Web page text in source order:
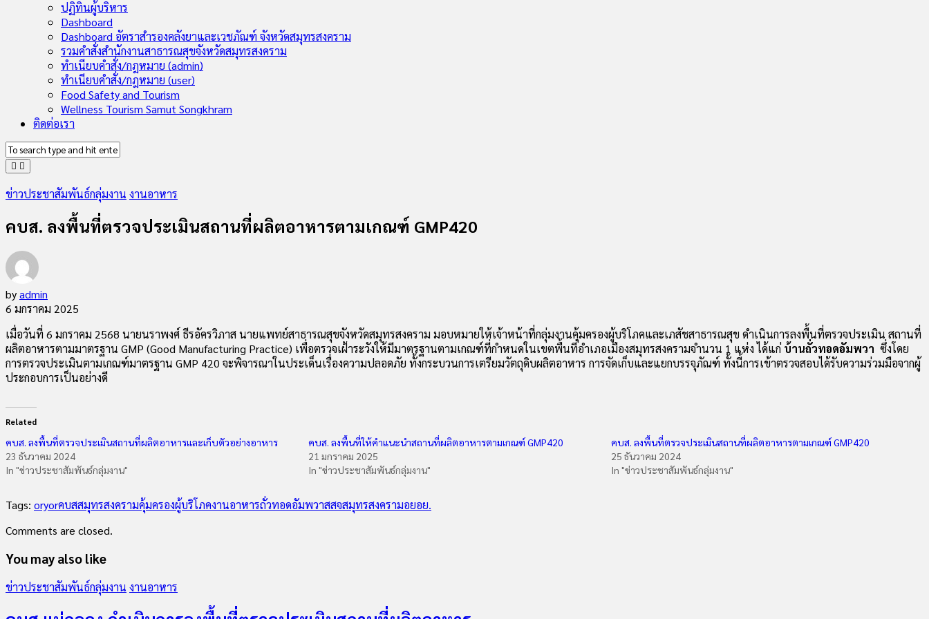
Child
Menu
ปฏิทินผู้บริหาร
Dashboard
Dashboard อัตราสำรองคลังยาและเวชภัณฑ์ จังหวัดสมุทรสงคราม
รวมคำสั่งสำนักงานสาธารณสุขจังหวัดสมุทรสงคราม
ทำเนียบคำสั่ง/กฎหมาย (admin)
ทำเนียบคำสั่ง/กฎหมาย (user)
Food Safety and Tourism
Wellness Tourism Samut Songkhram
ติดต่อเรา
ข่าวประชาสัมพันธ์กลุ่มงาน งานอาหาร
คบส. ลงพื้นที่ตรวจประเมินสถานที่ผลิตอาหารตามเกณฑ์ GMP420
byadmin
6 มกราคม 2025
เมื่อวันที่ 6 มกราคม 2568 นายนราพงศ์ ธีรอัครวิภาส นายแพทย์สาธารณสุขจังหวัดสมุทรสงคราม มอบหมายให้เจ้าหน้าที่กลุ่มงานคุ้มครองผู้บริโภคและเภสัชสาธารณสุข ดำเนินการลงพื้นที่ตรวจประเมิน สถานที่
ผลิตอาหารตามมาตรฐาน GMP (Good Manufacturing Practice) เพื่อตรวจเฝ้าระวังให้มีมาตรฐานตามเกณฑ์ที่กำหนดในเขตพื้นที่อำเภอเมืองสมุทรสงครามจำนวน 1 แห่ง ได้แก่ บ้านถั่วทอดอัมพวา ซึ่งโดย
การตรวจประเมินตามเกณฑ์มาตรฐาน GMP 420 จะพิจารณาในประเด็นเรื่องความปลอดภัย ทั้งกระบวนการเตรียมวัตถุดิบผลิตอาหาร การจัดเก็บและแยกบรรจุภัณฑ์ ทั้งนี้การเข้าตรวจสอบได้รับความร่วมมือจากผู้
ประกอบการเป็นอย่างดี
Related
คบส. ลงพื้นที่ตรวจประเมินสถานที่ผลิตอาหารและเก็บตัวอย่างอาหาร
23 ธันวาคม 2024
In "ข่าวประชาสัมพันธ์กลุ่มงาน"
คบส. ลงพื้นที่ให้คำแนะนำสถานที่ผลิตอาหารตามเกณฑ์ GMP420
21 มกราคม 2025
In "ข่าวประชาสัมพันธ์กลุ่มงาน"
คบส. ลงพื้นที่ตรวจประเมินสถานที่ผลิตอาหารตามเกณฑ์ GMP420
25 ธันวาคม 2024
In "ข่าวประชาสัมพันธ์กลุ่มงาน"
Tags: oryorคบสสมุทรสงครามคุ้มครองผู้บริโภคงานอาหารถั่วทอดอัมพวาสสจสมุทรสงครามอยอย.
Comments are closed.
You may also like
ข่าวประชาสัมพันธ์กลุ่มงาน งานอาหาร